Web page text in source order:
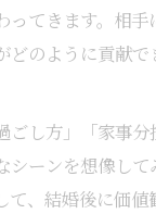
ってきます。相手
どのように貢献で
ごし方」「家事
シーンを想像し
て、結婚後に価